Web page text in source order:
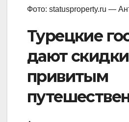
Фото: statusproperty.ru —
Турецкие
дают скидки
привитым